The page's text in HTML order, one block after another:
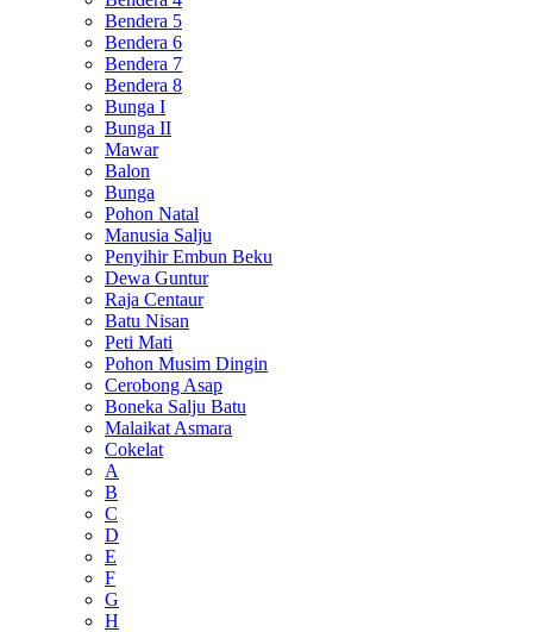
Bendera 5
Bendera 6
Bendera 7
Bendera 8
Bunga I
Bunga II
Mawar
Balon
Bunga
Pohon Natal
Manusia Salju
Penyihir Embun Beku
Dewa Guntur
Raja Centaur
Batu Nisan
Peti Mati
Pohon Musim Dingin
Cerobong Asap
Boneka Salju Batu
Malaikat Asmara
Cokelat
A
B
C
D
E
F
G
H